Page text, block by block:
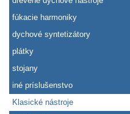
fúkacie harmoniky
dychové syntetizátory
plátky
stojany
iné príslušenstvo
Klasické nástroje